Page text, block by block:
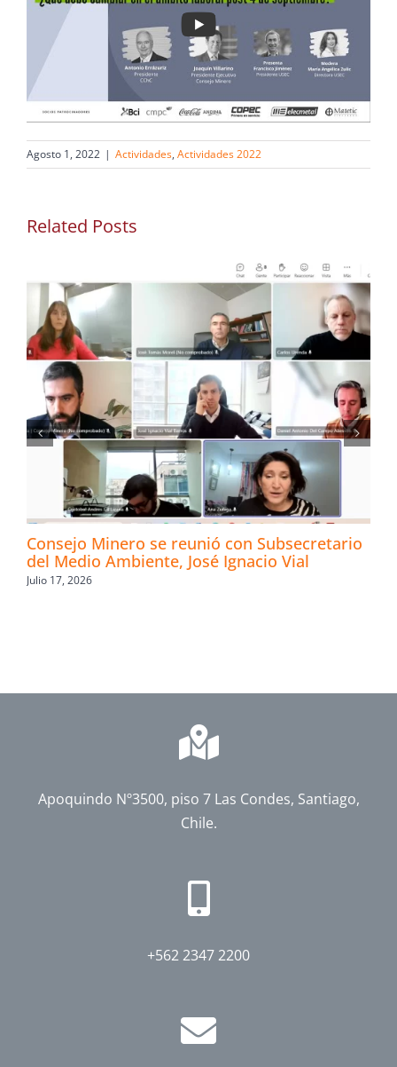
Agosto 1, 2022 | Actividades, Actividades 2022
Related Posts
Consejo Minero se reunió con Subsecretario
del Medio Ambiente, José Ignacio Vial
Julio 17, 2026
Apoquindo Nº3500, piso 7 Las Condes, Santiago,
Chile.
+562 2347 2200